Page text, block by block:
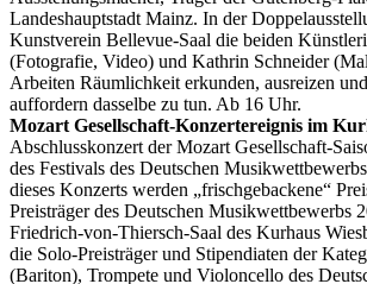
Landeshauptstadt Mainz. In der
Kunstverein Bellevue-Saal die beiden
(Fotografie, Video) und Kathrin Schneider
Arbeiten Räumlichkeit erkunden, ausreizen
auffordern dasselbe zu tun. Ab 16 Uhr.
Mozart Gesellschaft-Konzertereignis im
Abschlusskonzert der Mozart Gesellschaft-
des Festivals des Deutschen
dieses Konzerts werden „frischgebackene“
Preisträger des Deutschen Musikwettbewerbs
Friedrich-von-Thiersch-Saal des Kurhaus
die Solo-Preisträger und Stipendiaten der
(Bariton), Trompete und Violoncello des